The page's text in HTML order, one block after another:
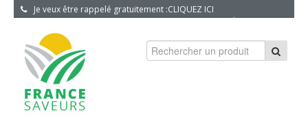
Je veux être rappelé gratuitement :CLIQUEZ ICI
S'INSCRIRE|CONNEXION